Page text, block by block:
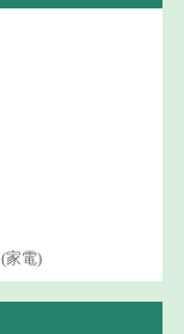
(家電)